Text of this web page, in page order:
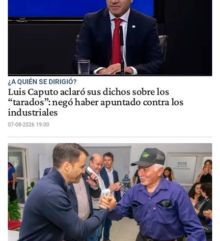
¿A QUIÉN SE DIRIGIÓ?
Luis Caputo aclaró sus dichos sobre los
“tarados”: negó haber apuntado contra los
industriales
07-08-2026 19:00